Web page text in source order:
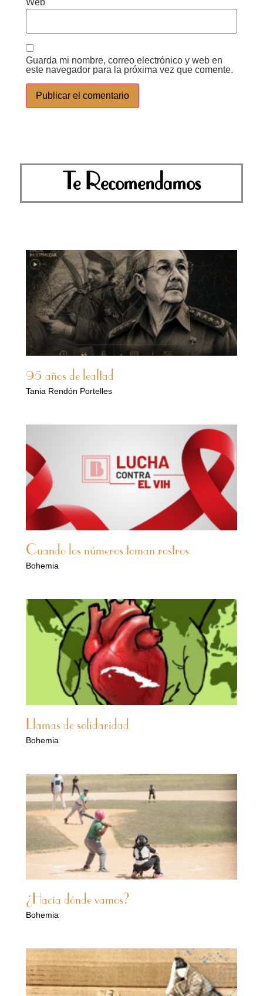
Guarda mi nombre, correo electrónico y web en
este navegador para la próxima vez que comente.
Te Recomendamos
95 años de lealtad
Tania Rendón Portelles
Cuando los números toman rostros
Bohemia
Llamas de solidaridad
Bohemia
¿Hacia dónde vamos?
Bohemia